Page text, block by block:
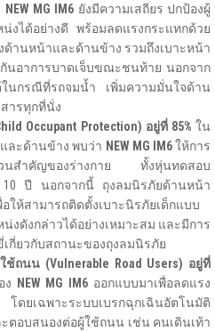
NEW MG IM6 ยังมีความเสถียร ปกป้องผู้
งได้อย่างดี พร้อมลดแรงกระแทกด้วย
านหน้าและด้านข้าง รวมถึงเบาะหน้า
นอาการบาดเจ็บขณะชนท้าย นอกจาก
นกรณีที่รถจมน้ำ เพิ่มความมั่นใจด้าน
ารทุกที่นั่ง
Occupant Protection) อยู่ที่ 85%ใน
ละด้านข้าง พบว่า NEW MG IM6ให้การ
วนสำคัญของร่างกาย ทั้งหุ่นทดสอบ
ปี นอกจากนี้ ถุงลมนิรภัยด้านหน้า
ให้สามารถติดตั้งเบาะนิรภัยเด็กแบบ
ดังกล่าวได้อย่างเหมาะสม และมีการ
กี่ยวกับสถานะของถุงลมนิรภัย
ใช้ถนน (Vulnerable Road Users) อยู่ที่
ง NEW MG IM6 ออกแบบมาเพื่อลดแรง
ดยเฉพาะระบบเบรกฉุกเฉินอัตโนมัติ
ตอบสนองต่อผู้ใช้ถนน เช่น คนเดินเท้า